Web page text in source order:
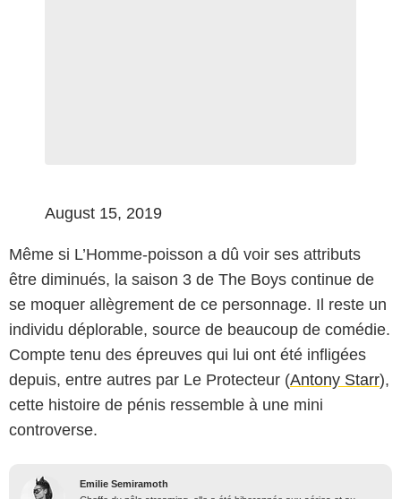
August 15, 2019
Même si L’Homme-poisson a dû voir ses attributs
être diminués, la saison 3 de The Boys continue de
se moquer allègrement de ce personnage. Il reste un
individu déplorable, source de beaucoup de comédie.
Compte tenu des épreuves qui lui ont été infligées
depuis, entre autres par Le Protecteur (Antony Starr),
cette histoire de pénis ressemble à une mini
controverse.
Emilie Semiramoth